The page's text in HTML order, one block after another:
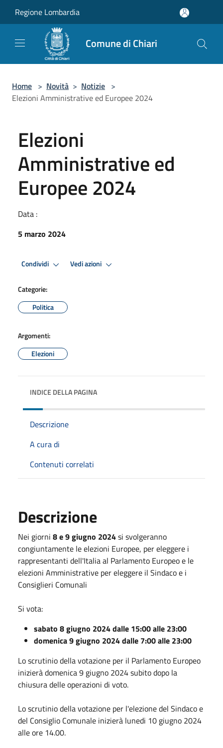
Regione Lombardia
Comune di Chiari
Home > Novità > Notizie >
Elezioni Amministrative ed Europee 2024
Elezioni
Amministrative ed
Europee 2024
Data :
5 marzo 2024
Condividi Vedi azioni
Categorie:
Politica
Argomenti:
Elezioni
INDICE DELLA PAGINA
Descrizione
A cura di
Contenuti correlati
Descrizione
Nei giorni 8 e 9 giugno 2024si svolgeranno
congiuntamente le elezioni Europee, per eleggere i
rappresentanti dell'Italia al Parlamento Europeo e le
elezioni Amministrative per eleggere il Sindaco e i
Consiglieri Comunali
Si vota:
sabato 8 giugno 2024 dalle 15:00 alle 23:00
domenica 9 giugno 2024 dalle 7:00 alle 23:00
Lo scrutinio della votazione per il Parlamento Europeo
inizierà domenica 9 giugno 2024 subito dopo la
chiusura delle operazioni di voto.
Lo scrutinio della votazione per l'elezione del Sindaco e
del Consiglio Comunale inizierà lunedi 10 giugno 2024
alle ore 14.00.